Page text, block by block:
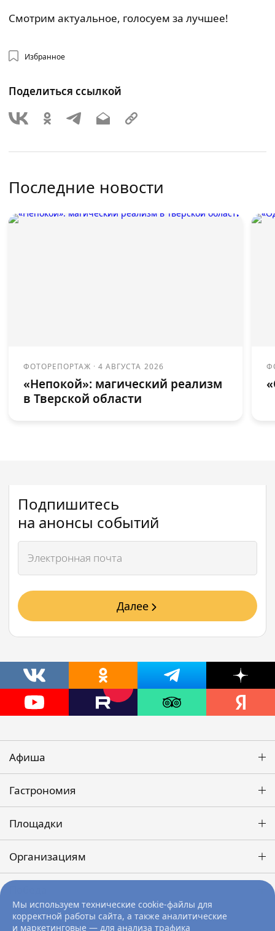
Смотрим актуальное, голосуем за лучшее!
Избранное
Поделиться ссылкой
Последние новости
ФОТОРЕПОРТАЖ ·4 АВГУСТА 2026
«Непокой»: магический реализм
в Тверской области
Мы используем технические cookie-файлы для
корректной работы сайта, а также аналитические
и маркетинговые — для анализа трафика
Подпишитесь
на анонсы событий
Далее
Афиша
Гастрономия
Площадки
Организациям